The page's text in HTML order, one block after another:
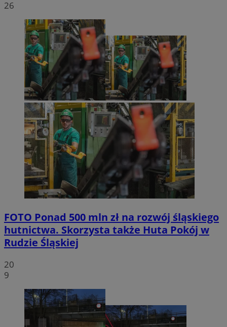
26
FOTO Ponad 500 mln zł na rozwój śląskiego
hutnictwa. Skorzysta także Huta Pokój w
Rudzie Śląskiej
20
9